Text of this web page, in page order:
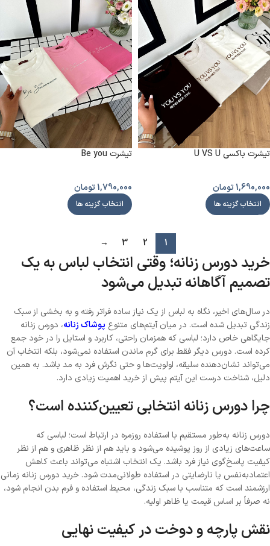
تیشرت باکسی U VS U
1,690,000تومان
انتخاب گزینه ها
تیشرت Be you
1,790,000تومان
انتخاب گزینه ها
1
2
3
→
خرید دورس زنانه؛ وقتی انتخاب لباس به یک
تصمیم آگاهانه تبدیل می‌شود
در سال‌های اخیر، نگاه به لباس از یک نیاز ساده فراتر رفته و به بخشی از سبک
زندگی تبدیل شده است. در میان آیتم‌های متنوع پوشاک زنانه، دورس زنانه
جایگاهی خاص دارد؛ لباسی که همزمان راحتی، کاربرد و استایل را در خود جمع
کرده است. دورس دیگر فقط برای گرم ماندن استفاده نمی‌شود، بلکه انتخاب آن
می‌تواند نشان‌دهنده سلیقه، اولویت‌ها و حتی نگرش فرد به مد باشد. به همین
دلیل، شناخت درست این آیتم پیش از خرید اهمیت زیادی دارد.
چرا دورس زنانه انتخابی تعیین‌کننده است؟
دورس زنانه به‌طور مستقیم با استفاده روزمره در ارتباط است؛ لباسی که
ساعت‌های زیادی از روز پوشیده می‌شود و باید هم از نظر ظاهری و هم از نظر
کیفیت پاسخ‌گوی نیاز فرد باشد. یک انتخاب اشتباه می‌تواند باعث کاهش
اعتمادبه‌نفس یا نارضایتی در استفاده طولانی‌مدت شود. خرید دورس زنانه زمانی
ارزشمند است که متناسب با سبک زندگی، محیط استفاده و فرم بدن انجام شود،
نه صرفاً بر اساس قیمت یا ظاهر اولیه.
نقش پارچه و دوخت در کیفیت نهایی